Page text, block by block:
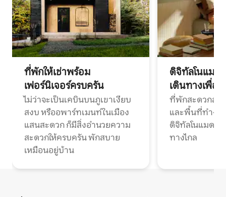
ที่พักให้เช่าพร้อม
เฟอร์นิเจอร์ครบครัน
ไม่ว่าจะเป็นเคบินบนภูเขาเงียบ
สงบ หรืออพาร์ทเมนท์ในเมือง
แสนสะดวก ก็มีสิ่งอำนวยความ
สะดวกให้ครบครัน พักสบาย
เหมือนอยู่บ้าน
ดิจิทัลโนแมด
เดินทางเพื่อ
ที่พักสะดวกสบ
และพื้นที่ทำงา
ดิจิทัลโนแมดแ
ทางไกล